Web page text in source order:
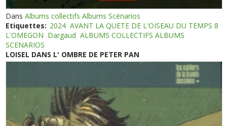
DansAlbums collectifs Albums Scénarios
Etiquettes: 2024 AVANT LA QUETE DE L'OISEAU DU TEMPS 8
L'OMEGON Dargaud ALBUMS COLLECTIFS ALBUMS
SCENARIOS
LOISEL DANS L' OMBRE DE PETER PAN